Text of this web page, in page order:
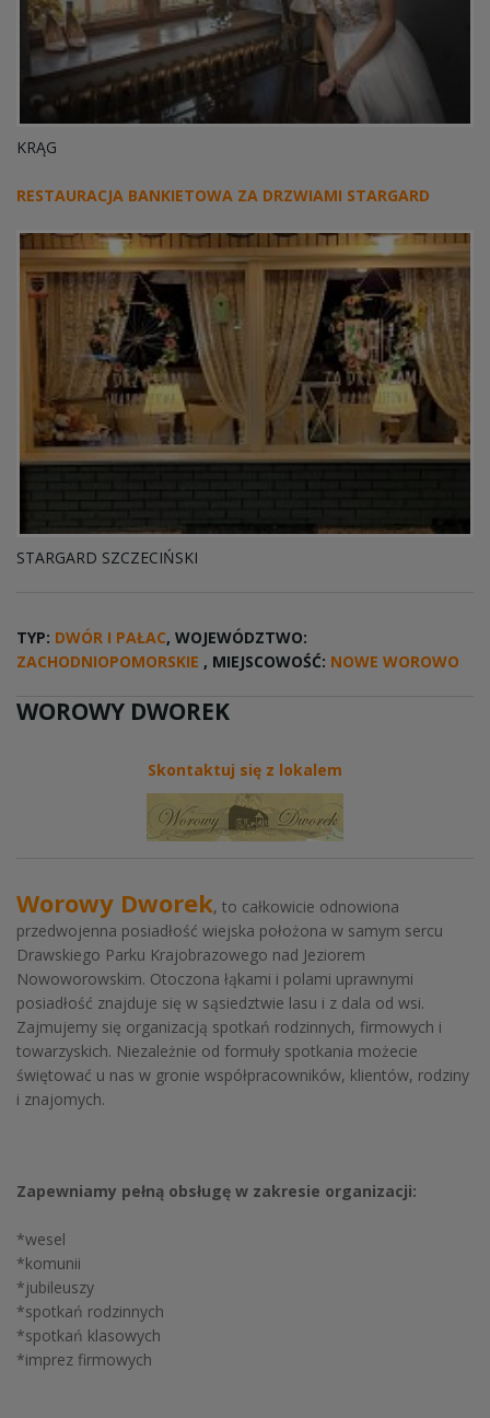
KRĄG
RESTAURACJA BANKIETOWA ZA DRZWIAMI STARGARD
STARGARD SZCZECIŃSKI
TYP: DWÓR I PAŁAC, WOJEWÓDZTWO:
ZACHODNIOPOMORSKIE , MIEJSCOWOŚĆ: NOWE WOROWO
WOROWY DWOREK
Skontaktuj się z lokalem
Worowy Dworek, to całkowicie odnowiona
przedwojenna posiadłość wiejska położona w samym sercu
Drawskiego Parku Krajobrazowego nad Jeziorem
Nowoworowskim. Otoczona łąkami i polami uprawnymi
posiadłość znajduje się w sąsiedztwie lasu i z dala od wsi.
Zajmujemy się organizacją spotkań rodzinnych, firmowych i
towarzyskich. Niezależnie od formuły spotkania możecie
świętować u nas w gronie współpracowników, klientów, rodziny
i znajomych.
Zapewniamy pełną obsługę w zakresie organizacji:
*wesel
*komunii
*jubileuszy
*spotkań rodzinnych
*spotkań klasowych
*imprez firmowych